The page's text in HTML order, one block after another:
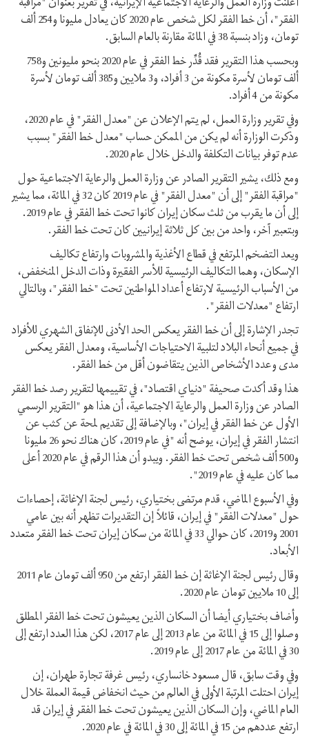
الفقر"، أن خط الفقر لكل شخص عام 2020 كان يعادل مليونا و254 ألف
تومان، وزاد بنسبة 38 في المائة مقارنة بالعام السابق.
وبحسب هذا التقرير فقد قُدِّر خط الفقر في عام 2020 بنحو مليونين و758
ألف تومان لأسرة مكونة من 3 أفراد، و3 ملايين و385 ألف تومان لأسرة
مكونة من 4 أفراد.
وفي تقرير وزارة العمل، لم يتم الإعلان عن "معدل الفقر" في عام 2020،
وذكرت الوزارة أنه لم يكن من الممكن حساب "معدل خط الفقر" بسبب
عدم توفر بيانات التكلفة والدخل خلال عام 2020.
ومع ذلك، يشير التقرير الصادر عن وزارة العمل والرعاية الاجتماعية حول
"مراقبة الفقر" إلى أن "معدل الفقر" في عام 2019 كان 32 في المائة، مما يشير
إلى أن ما يقرب من ثلث سكان إيران كانوا تحت خط الفقر في عام 2019.
وبتعبير آخر، واحد من بين كل ثلاثة إيرانيين كان تحت خط الفقر.
ويعد التضخم المرتفع في قطاع الأغذية والمشروبات وارتفاع تكاليف
الإسكان، وهما التكاليف الرئيسية للأسر الفقيرة وذات الدخل المنخفض،
من الأسباب الرئيسية لارتفاع أعداد المواطنين تحت "خط الفقر"، وبالتالي
ارتفاع "معدلات الفقر".
تجدر الإشارة إلى أن خط الفقر يعكس الحد الأدنى للإنفاق الشهري للأفراد
في جميع أنحاء البلاد لتلبية الاحتياجات الأساسية، ومعدل الفقر يعكس
مدى وعدد الأشخاص الذين يتقاضون أقل من خط الفقر.
هذا وقد أكدت صحيفة "دنياي اقتصاد"، في تقييمها لتقرير رصد خط الفقر
الصادر عن وزارة العمل والرعاية الاجتماعية، أن هذا هو "التقرير الرسمي
الأول عن خط الفقر في إيران"، وبالإضافة إلى تقديم لمحة عن كثب عن
انتشار الفقر في إيران، يوضح أنه "في عام 2019، كان هناك نحو 26 مليونا
و500 ألف شخص تحت خط الفقر. ويبدو أن هذا الرقم في عام 2020 أعلى
مما كان عليه في عام 2019".
وفي الأسبوع الماضي، قدم مرتضى بختياري، رئيس لجنة الإغاثة، إحصاءات
حول "معدلات الفقر" في إيران، قائلاً إن التقديرات تظهر أنه بين عامي
2001 و2019، كان حوالي 33 في المائة من سكان إيران تحت خط الفقر متعدد
الأبعاد.
وقال رئيس لجنة الإغاثة إن خط الفقر ارتفع من 950 ألف تومان عام 2011
إلى 10 ملايين تومان عام 2020.
وأضاف بختياري أيضا أن السكان الذين يعيشون تحت خط الفقر المطلق
وصلوا إلى 15 في المائة من عام 2013 إلى عام 2017، لكن هذا العدد ارتفع إلى
30 في المائة من عام 2017 إلى عام 2019.
وفي وقت سابق، قال مسعود خانساري، رئيس غرفة تجارة طهران، إن
إيران احتلت المرتبة الأولى في العالم من حيث انخفاض قيمة العملة خلال
العام الماضي، وإن السكان الذين يعيشون تحت خط الفقر في إيران قد
ارتفع عددهم من 15 في المائة إلى 30 في المائة في عام 2020.